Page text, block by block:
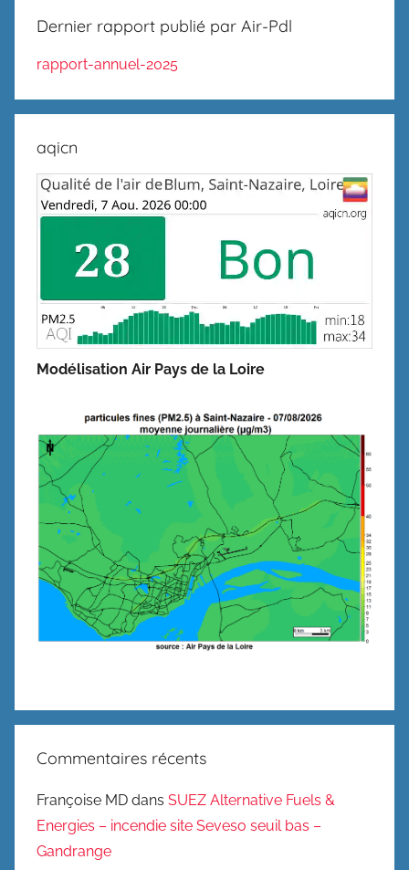
Dernier rapport publié par Air-Pdl
rapport-annuel-2025
aqicn
Modélisation Air Pays de la Loire
Commentaires récents
Françoise MD dans SUEZ Alternative Fuels &
Energies – incendie site Seveso seuil bas –
Gandrange